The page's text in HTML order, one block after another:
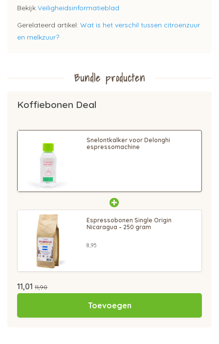
Bekijk Veiligheidsinformatieblad
Gerelateerd artikel: Wat is het verschil tussen citroenzuur
en melkzuur?
Bundle producten
Koffiebonen Deal
Snelontkalker voor Delonghi
espressomachine
Espressobonen Single Origin
Nicaragua – 250 gram
8,95
11,01 11,90
Toevoegen